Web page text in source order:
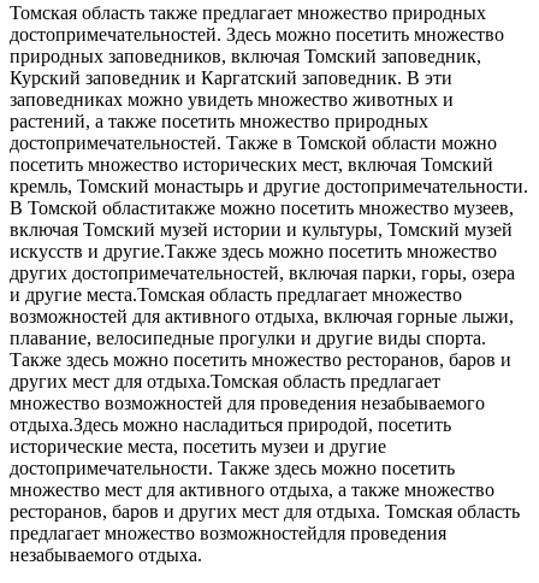
Томская область также предлагает множество природных
достопримечательностей. Здесь можно посетить множество
природных заповедников, включая Томский заповедник,
Курский заповедник и Каргатский заповедник. В эти
заповедниках можно увидеть множество животных и
растений, а также посетить множество природных
достопримечательностей. Также в Томской области можно
посетить множество исторических мест, включая Томский
кремль, Томский монастырь и другие достопримечательности.
В Томской областитакже можно посетить множество музеев,
включая Томский музей истории и культуры, Томский музей
искусств и другие.Также здесь можно посетить множество
других достопримечательностей, включая парки, горы, озера
и другие места.Томская область предлагает множество
возможностей для активного отдыха, включая горные лыжи,
плавание, велосипедные прогулки и другие виды спорта.
Также здесь можно посетить множество ресторанов, баров и
других мест для отдыха.Томская область предлагает
множество возможностей для проведения незабываемого
отдыха.Здесь можно насладиться природой, посетить
исторические места, посетить музеи и другие
достопримечательности. Также здесь можно посетить
множество мест для активного отдыха, а также множество
ресторанов, баров и других мест для отдыха. Томская область
предлагает множество возможностейдля проведения
незабываемого отдыха.